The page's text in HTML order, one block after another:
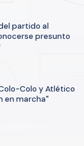
partido al
presunto
Colo y Atlético
en marcha"